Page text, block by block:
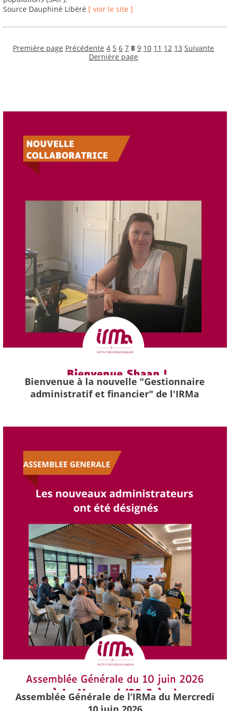
Source Dauphiné Libéré [ voir le site ]
Première page Précédente 4 5 6 7 8 9 10 11 12 13 Suivante
Dernière page
Bienvenue à la nouvelle "Gestionnaire
administratif et financier" de l'IRMa
Assemblée Générale de l’IRMa du Mercredi